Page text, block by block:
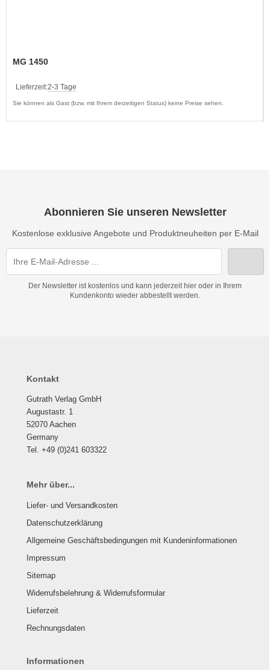
MG 1450
Lieferzeit:2-3 Tage
Sie können als Gast (bzw. mit Ihrem derzeitigen Status) keine Preise sehen.
Abonnieren Sie unseren Newsletter
Kostenlose exklusive Angebote und Produktneuheiten per E-Mail
Der Newsletter ist kostenlos und kann jederzeit hier oder in Ihrem
Kundenkonto wieder abbestellt werden.
Kontakt
Gutrath Verlag GmbH
Augustastr. 1
52070 Aachen
Germany
Tel. +49 (0)241 603322
Mehr über...
Liefer- und Versandkosten
Datenschutzerklärung
Allgemeine Geschäftsbedingungen mit Kundeninformationen
Impressum
Sitemap
Widerrufsbelehrung & Widerrufsformular
Lieferzeit
Rechnungsdaten
Informationen